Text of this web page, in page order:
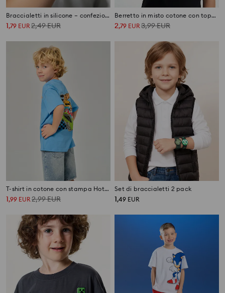
Braccialetti in silicone – confezione da 3 pezzi Kitty Kotty
1,79 EUR2,49EUR
Berretto in misto cotone con toppa Bad Badtz-Maru
2,79 EUR3,99EUR
T-shirt in cotone con stampa Hot Wheels
1,99 EUR 2,99EUR
Set di braccialetti 2 pack
1,49 EUR